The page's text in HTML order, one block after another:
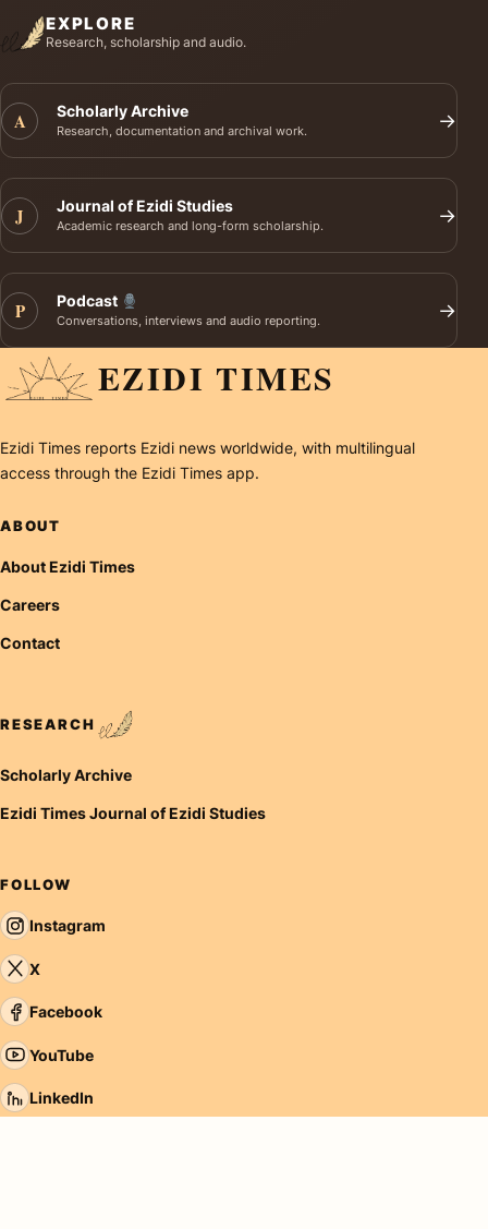
EXPLORE
Research, scholarship and audio.
A Scholarly Archive
Research, documentation and archival work. →
J Journal of Ezidi Studies
Academic research and long-form scholarship. →
P Podcast
Conversations, interviews and audio reporting. →
EZIDI TIMES
Ezidi Times reports Ezidi news worldwide, with multilingual
access through the Ezidi Times app.
ABOUT
About Ezidi Times
Careers
Contact
RESEARCH
Scholarly Archive
Ezidi Times Journal of Ezidi Studies
FOLLOW
Instagram
X
Facebook
YouTube
LinkedIn